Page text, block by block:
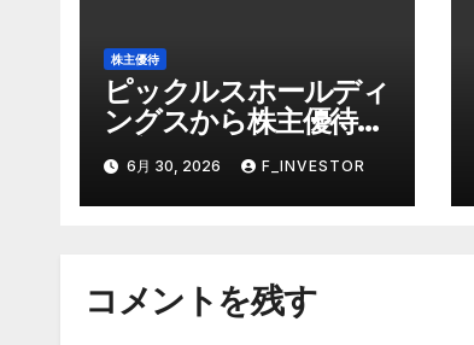
株主優待
ピックルスホールディ
ングスから株主優待が
到着6月 30, 2026 F_INVESTOR
コメントを残す